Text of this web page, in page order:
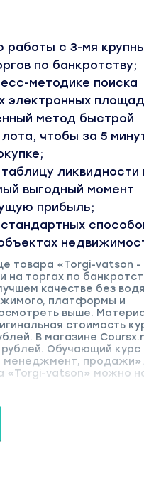
работы с 3-мя
по банкротству;
методике поиска
электронных
метод быстрой
чтобы за 5
ликвидности
выгодный момент
прибыль;
товара «Torgi-vatson -
на торгах по
качестве без
платформы и
выше.
стоимость
В магазине
Обучающий курс
менеджмент, продажи».
«Torgi-vatson» можно